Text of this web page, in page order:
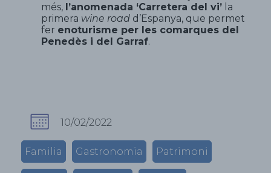
més, l’anomenada ‘Carretera del vi’ la
primera wine road d’Espanya, que permet
fer enoturisme per les comarques del
Penedès i del Garraf.
10/02/2022
Familia Gastronomia Patrimoni